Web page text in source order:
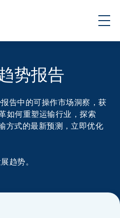
势报告
告中的可操作市场洞察，获
如何重塑运输行业，探索
方式的最新预测，立即优化
趋势。